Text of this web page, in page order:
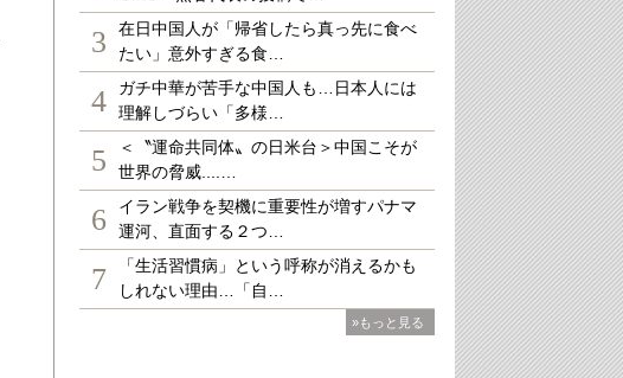
3
在日中国人が「帰省したら真っ先に食べ
たい」意外すぎる食…
4
ガチ中華が苦手な中国人も…日本人には
理解しづらい「多様…
5
＜〝運命共同体〟の日米台＞中国こそが
世界の脅威....…
6
イラン戦争を契機に重要性が増すパナマ
運河、直面する２つ…
7
「生活習慣病」という呼称が消えるかも
しれない理由…「自…
»もっと見る